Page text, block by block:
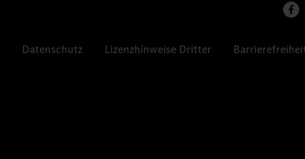
Datenschutz Lizenzhinweise Dritter